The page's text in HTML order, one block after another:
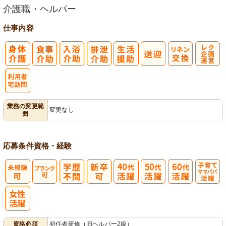
介護職・ヘルパー
仕事内容
業務の変更範
囲
変更なし
応募条件資格・経験
資格必須 初任者研修（旧ヘルパー2級）